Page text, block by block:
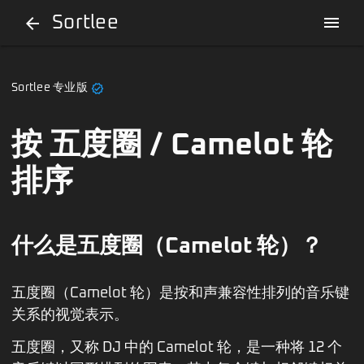
arrow_back Sortlee menu
Sortlee 专业版 verified
按 五度圈 / Camelot 轮
排序
什么是五度圈（Camelot 轮）？
五度圈（Camelot 轮）是按和声兼容性排列的音乐键
关系的视觉表示。
五度圈，又称 DJ 中的 Camelot 轮，是一种将 12 个